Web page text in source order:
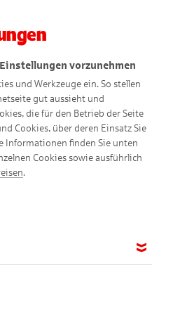
Untersetzer
vorzunehmen
und Werkzeuge ein. So stellen
gut aussieht und
die für den Betrieb der Seite
Cookies, über deren Einsatz Sie
Informationen finden Sie unten
Cookies sowie ausführlich
.